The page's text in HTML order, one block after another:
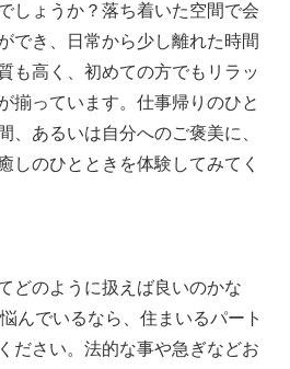
しょうか？落ち着いた空間で会
でき、日常から少し離れた時間
も高く、初めての方でもリラッ
揃っています。仕事帰りのひと
、あるいは自分へのご褒美に、
しのひとときを体験してみてく
どのように扱えば良いのかな
んでいるなら、住まいるパート
ださい。法的な事や急ぎなどお